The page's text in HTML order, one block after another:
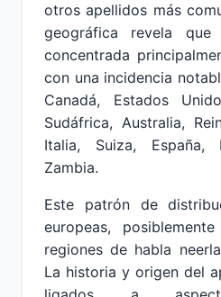
otros apellidos más
geográfica revela
concentrada
con una incidencia
Canadá, Estados
Sudáfrica, Australia,
Italia, Suiza, España,
Zambia.
Este patrón de
europeas,
regiones de habla
La historia y origen del